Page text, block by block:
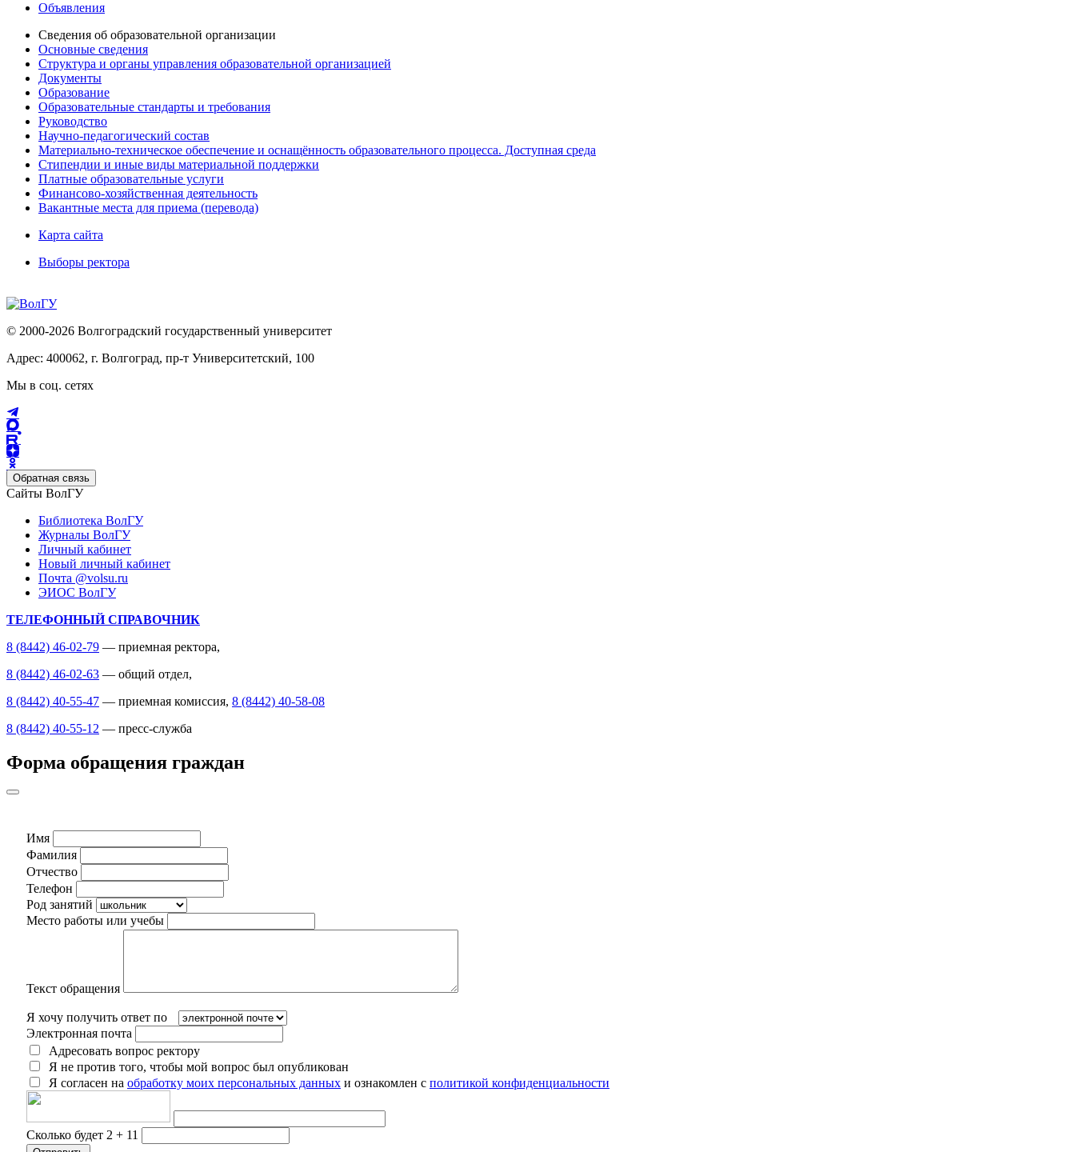
Объявления
Сведения об образовательной организации
Основные сведения
Структура и органы управления образовательной организацией
Документы
Образование
Образовательные стандарты и требования
Руководство
Научно-педагогический состав
Материально-техническое обеспечение и оснащённость образовательного процесса. Доступная среда
Стипендии и иные виды материальной поддержки
Платные образовательные услуги
Финансово-хозяйственная деятельность
Вакантные места для приема (перевода)
Карта сайта
Выборы ректора
© 2000-2026 Волгоградский государственный университет
Адрес: 400062, г. Волгоград, пр-т Университетский, 100
Мы в соц. сетях
Обратная связь
Сайты ВолГУ
Библиотека ВолГУ
Журналы ВолГУ
Личный кабинет
Новый личный кабинет
Почта @volsu.ru
ЭИОС ВолГУ
ТЕЛЕФОННЫЙ СПРАВОЧНИК
8 (8442) 46-02-79 — приемная ректора,
8 (8442) 46-02-63 — общий отдел,
8 (8442) 40-55-47 — приемная комиссия, 8 (8442) 40-58-08
8 (8442) 40-55-12 — пресс-служба
Форма обращения граждан
Имя
Фамилия
Отчество
Телефон
Род занятий
Место работы или учебы
Текст обращения
Я хочу получить ответ по
Электронная почта
Адресовать вопрос ректору
Я не против того, чтобы мой вопрос был опубликован
Я согласен на обработку моих персональных данных и ознакомлен с политикой конфиденциальности
Сколько будет 2 + 11